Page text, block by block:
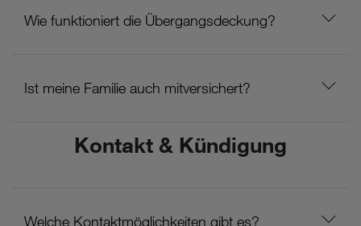
Wie funktioniert die Übergangsdeckung?
Ist meine Familie auch mitversichert?
Kontakt & Kündigung
Welche Kontaktmöglichkeiten gibt es?